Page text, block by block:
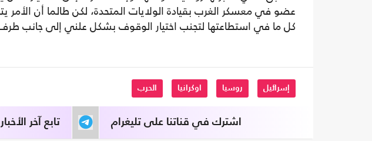
عضو في معسكر الغرب بقيادة الولايات المتحدة، لكن طالما أن
كل ما في استطاعتها لتجنب اختيار الوقوف بشكل علني إلى جانب
إسرائيل روسيا اوكرانيا الحرب
تابع آخر اشترك في قناتنا على تليغرام